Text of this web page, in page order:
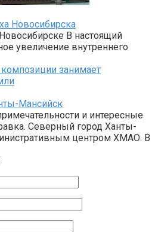
Новосибирска
В настоящий
увеличение внутреннего
Мансийск
и интересные
Северный город Ханты-
центром ХМАО. В